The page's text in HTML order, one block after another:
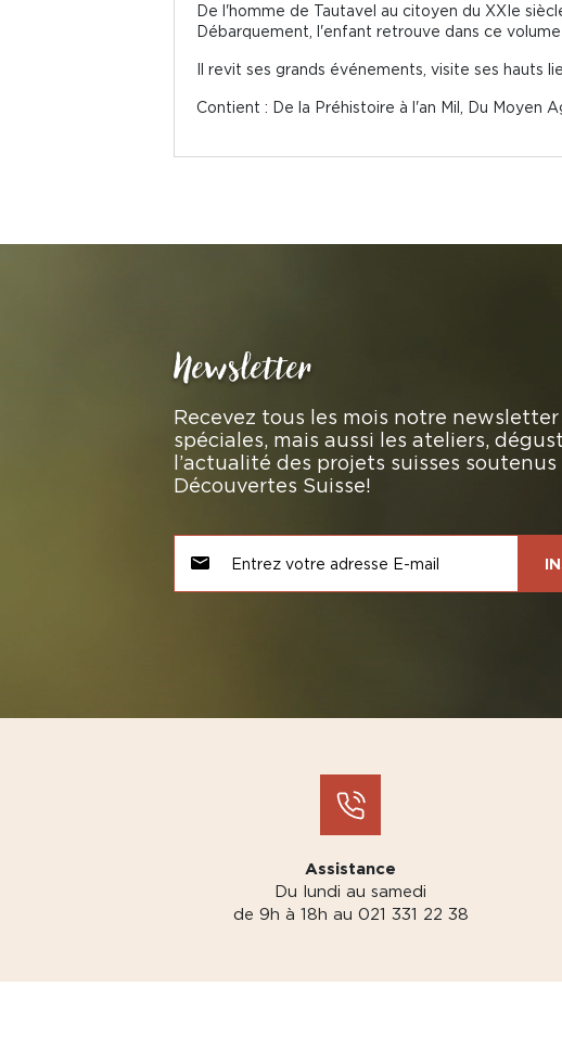
De l'homme de Tautavel au citoyen du XXIe
Débarquement, l'enfant retrouve dans ce
Il revit ses grands événements, visite ses hauts
Contient : De la Préhistoire à l'an Mil, Du Moyen
Newsletter
Recevez tous les mois notre
spéciales, mais aussi les ateliers,
l’actualité des projets suisses
Découvertes Suisse!
Assistance
Du lundi au samedi
de 9h à 18h au 021 331 22 38